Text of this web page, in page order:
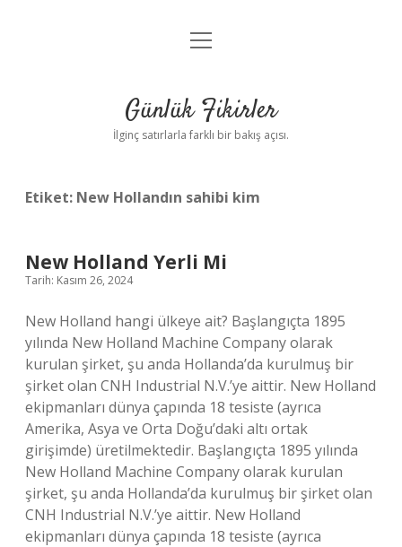
Anasayfa
Yasal Uyarı
menüyü
Günlük Fikirler
İlginç satırlarla farklı bir bakış açısı.
Etiket: New Hollandın sahibi kim
New Holland Yerli Mi
Tarih: Kasım 26, 2024
New Holland hangi ülkeye ait? Başlangıçta 1895
yılında New Holland Machine Company olarak
kurulan şirket, şu anda Hollanda’da kurulmuş bir
şirket olan CNH Industrial N.V.’ye aittir. New Holland
ekipmanları dünya çapında 18 tesiste (ayrıca
Amerika, Asya ve Orta Doğu’daki altı ortak
girişimde) üretilmektedir. Başlangıçta 1895 yılında
New Holland Machine Company olarak kurulan
şirket, şu anda Hollanda’da kurulmuş bir şirket olan
CNH Industrial N.V.’ye aittir. New Holland
ekipmanları dünya çapında 18 tesiste (ayrıca